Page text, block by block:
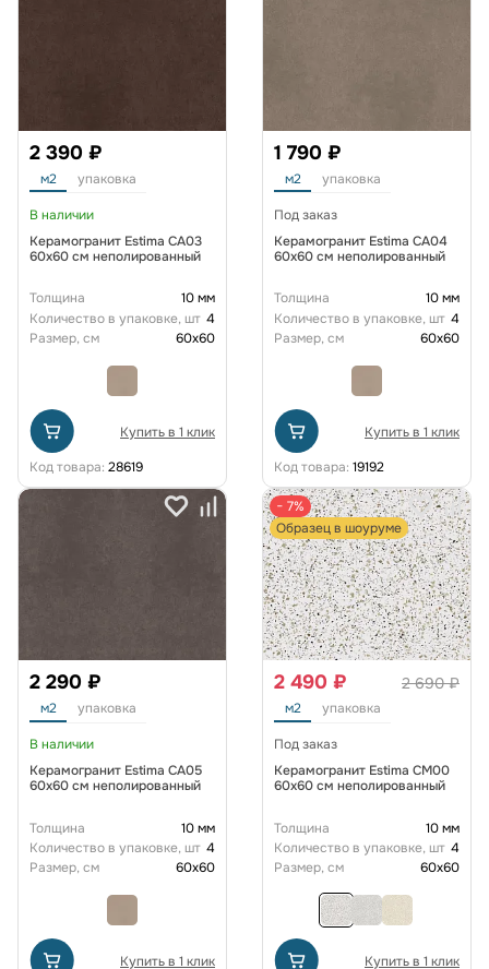
2 390 ₽
м2 упаковка
В наличии
Керамогранит Estima CA03
60x60 см неполированный
Толщина
10 мм
Количество в упаковке, шт 4
Размер, см
60x60
Купить в 1 клик
Код товара: 28619
1 790 ₽
м2 упаковка
Под заказ
Керамогранит Estima CA04
60x60 см неполированный
Толщина
10 мм
Количество в упаковке, шт 4
Размер, см
60x60
Купить в 1 клик
Код товара: 19192
2 290 ₽
м2 упаковка
В наличии
Керамогранит Estima CA05
60x60 см неполированный
Толщина
10 мм
Количество в упаковке, шт 4
Размер, см
60x60
Купить в 1 клик
− 7%
Образец в шоуруме
2 690 ₽
2 490 ₽
м2 упаковка
Под заказ
Керамогранит Estima CM00
60x60 см неполированный
Толщина
10 мм
Количество в упаковке, шт 4
Размер, см
60x60
Купить в 1 клик